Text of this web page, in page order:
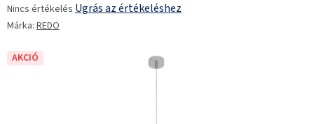
termék
átlagos
5-
Nincs értékelés Ugrás az értékeléshez
Márka: REDO
AKCIÓ